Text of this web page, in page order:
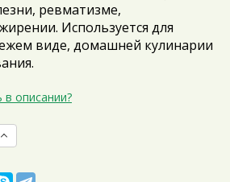
ревматизме,
Используется для
виде, домашней кулинарии
описании?